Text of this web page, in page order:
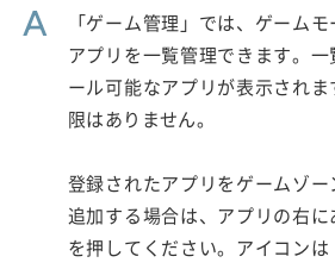
A
「ゲーム管理」では、ゲーム
アプリを一覧管理できます。
ール可能なアプリが表示され
限はありません。
登録されたアプリをゲームゾ
追加する場合は、アプリの右
を押してください。アイコン